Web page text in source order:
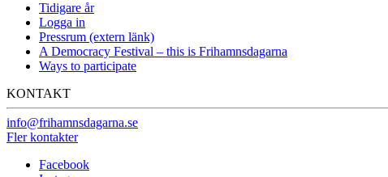
Tidigare år
Logga in
Pressrum (extern länk)
A Democracy Festival – this is Frihamnsdagarna
Ways to participate
KONTAKT
info@frihamnsdagarna.se
Fler kontakter
Facebook